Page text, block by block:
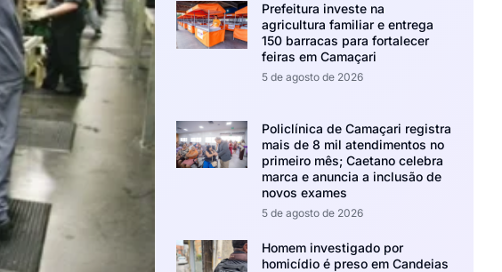
Prefeitura investe na
agricultura familiar e entrega
150 barracas para fortalecer
feiras em Camaçari
5 de agosto de 2026
Policlínica de Camaçari registra
mais de 8 mil atendimentos no
primeiro mês; Caetano celebra
marca e anuncia a inclusão de
novos exames
5 de agosto de 2026
Homem investigado por
homicídio é preso em Candeias